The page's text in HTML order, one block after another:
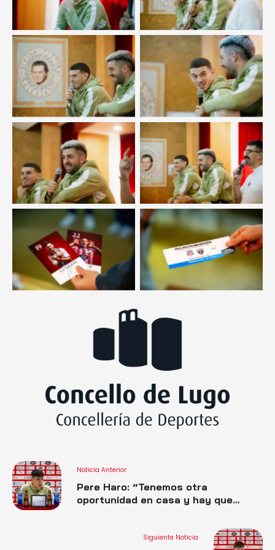
Noticia Anterior
Pere Haro: “Tenemos otra
oportunidad en casa y hay que
Siguiente Noticia